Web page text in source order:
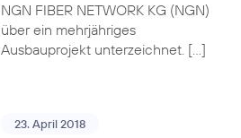
NGN FIBER NETWORK KG (NGN)
über ein mehrjähriges
Ausbauprojekt unterzeichnet. […]
23. April 2018